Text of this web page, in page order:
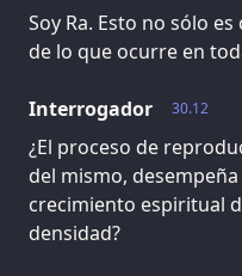
Soy Ra. Esto no sólo
de lo que ocurre en
30.12
Interrogador
¿El proceso de
del mismo,
crecimiento espiritual
densidad?